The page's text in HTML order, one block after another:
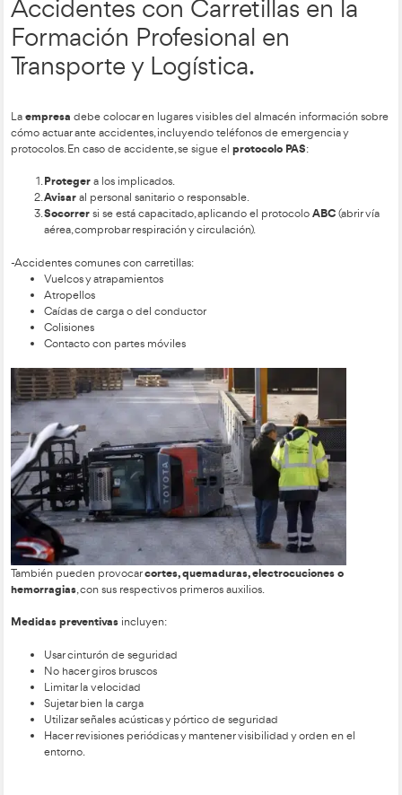
Protección personal del
conductor de carretillas
elevadoras en la FP en
y Logística.
Según el Real Decreto 773/1997, los Equipos de Protección
son elementos que protegen al trabajador frente a riesgos
por la empresa. El trabajador debe informar si están dañados
su vida útil.
Para manejar carretillas, se recomienda el uso de:
Mono de manga largacómodo y sin elementos que
engancharse, además de prendas reflectantes.
resistentes y flexibles.
Calzado de seguridadcon puntera metálica y suela
Cascosi no hay pórtico de seguridad.
Cinturón lumbo-abdominalpara proteger la espalda,
suelos irregulares o jornadas largas.
Accidentes con Carretillas
Formación Profesional en
Transporte y Logística.
Laempresadebe colocar en lugares visibles del almacén
cómo actuar ante accidentes, incluyendo teléfonos de